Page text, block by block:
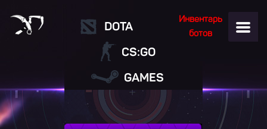
Инвентарь
ботов
DOTA
CS:GO
GAMES